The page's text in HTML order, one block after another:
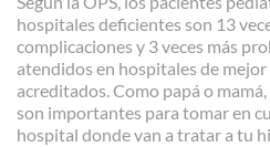
hospitales deficientes son 13
complicaciones y 3 veces más
atendidos en hospitales de
acreditados. Como papá o
son importantes para tomar en
hospital donde van a tratar a tu